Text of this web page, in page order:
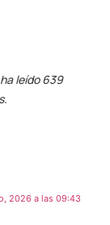
leído 639
2026 a las 09:43